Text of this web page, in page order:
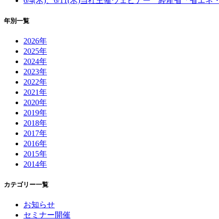
年別一覧
2026年
2025年
2024年
2023年
2022年
2021年
2020年
2019年
2018年
2017年
2016年
2015年
2014年
カテゴリー一覧
お知らせ
セミナー開催